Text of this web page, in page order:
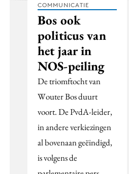
COMMUNICATIE
Bos ook
politicus van
het jaar in
NOS-peiling
De triomftocht van
Wouter Bos duurt
voort. De PvdA-leider,
in andere verkiezingen
al bovenaan geëindigd,
is volgens de